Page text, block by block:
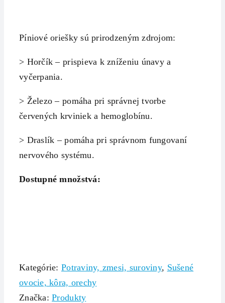
Píniové oriešky sú prirodzeným zdrojom:
> Horčík – prispieva k zníženiu únavy a
vyčerpania.
> Železo – pomáha pri správnej tvorbe
červených krviniek a hemoglobínu.
> Draslík – pomáha pri správnom fungovaní
nervového systému.
Dostupné množstvá:
Kategórie: Potraviny, zmesi, suroviny, Sušené
ovocie, kôra, orechy
Značka:Produkty